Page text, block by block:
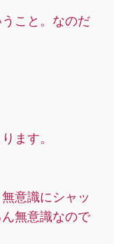
こと。なのだ
ます。
意識にシャッ
無意識なので